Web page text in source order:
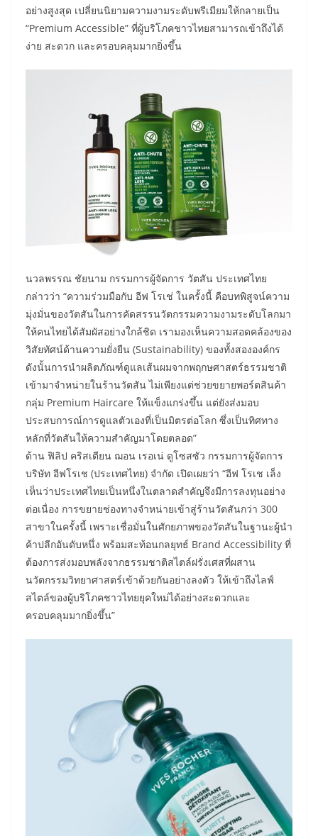
อย่างสูงสุด เปลี่ยนนิยามความงามระดับพรีเมียมให้กลายเป็น
“Premium Accessible” ที่ผู้บริโภคชาวไทยสามารถเข้าถึงได้
ง่าย สะดวก และครอบคลุมมากยิ่งขึ้น
นวลพรรณ ชัยนาม กรรมการผู้จัดการ วัตสัน ประเทศไทย
กล่าวว่า “ความร่วมมือกับ อีฟ โรเช่ ในครั้งนี้ คือบทพิสูจน์ความ
มุ่งมั่นของวัตสันในการคัดสรรนวัตกรรมความงามระดับโลกมา
ให้คนไทยได้สัมผัสอย่างใกล้ชิด เรามองเห็นความสอดคล้องของ
วิสัยทัศน์ด้านความยั่งยืน (Sustainability) ของทั้งสององค์กร
ดังนั้นการนำผลิตภัณฑ์ดูแลเส้นผมจากพฤกษศาสตร์ธรรมชาติ
เข้ามาจำหน่ายในร้านวัตสัน ไม่เพียงแต่ช่วยขยายพอร์ตสินค้า
กลุ่ม Premium Haircare ให้แข็งแกร่งขึ้น แต่ยังส่งมอบ
ประสบการณ์การดูแลตัวเองที่เป็นมิตรต่อโลก ซึ่งเป็นทิศทาง
หลักที่วัตสันให้ความสำคัญมาโดยตลอด”
ด้าน ฟิลิป คริสเตียน ฌอน เรอเน่ ดูโซสซัว กรรมการผู้จัดการ
บริษัท อีฟโรเช (ประเทศไทย) จำกัด เปิดเผยว่า “อีฟ โรเช เล็ง
เห็นว่าประเทศไทยเป็นหนึ่งในตลาดสำคัญจึงมีการลงทุนอย่าง
ต่อเนื่อง การขยายช่องทางจำหน่ายเข้าสู่ร้านวัตสันกว่า 300
สาขาในครั้งนี้ เพราะเชื่อมั่นในศักยภาพของวัตสันในฐานะผู้นำ
ค้าปลีกอันดับหนึ่ง พร้อมสะท้อนกลยุทธ์ Brand Accessibility ที่
ต้องการส่งมอบพลังจากธรรมชาติสไตล์ฝรั่งเศสที่ผสาน
นวัตกรรมวิทยาศาสตร์เข้าด้วยกันอย่างลงตัว ให้เข้าถึงไลฟ์
สไตล์ของผู้บริโภคชาวไทยยุคใหม่ได้อย่างสะดวกและ
ครอบคลุมมากยิ่งขึ้น”